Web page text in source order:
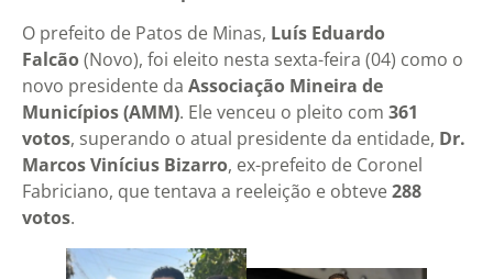
O prefeito de Patos de Minas, Luís Eduardo
Falcão(Novo), foi eleito nesta sexta-feira (04) como o
novo presidente da Associação Mineira de
Municípios (AMM). Ele venceu o pleito com 361
votos, superando o atual presidente da entidade, Dr.
Marcos Vinícius Bizarro, ex-prefeito de Coronel
Fabriciano, que tentava a reeleição e obteve288
votos.